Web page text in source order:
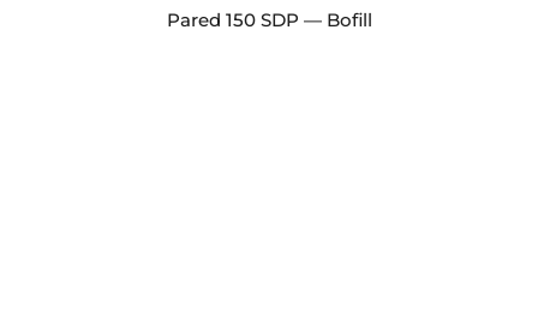
Pared 150 SDP — Bofill